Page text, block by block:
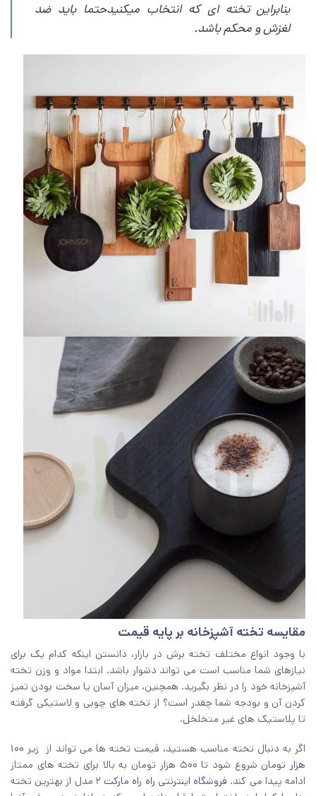
بنابراین تخته ای که انتخاب میکنیدحتما باید ضد
لغزش و محکم باشد.
مقایسه تخته آشپزخانه بر پایه قیمت
با وجود انواع مختلف تخته برش در بازار، دانستن اینکه کدام یک برای
نیازهای شما مناسب است می تواند دشوار باشد. ابتدا مواد و وزن تخته
آشپزخانه خود را در نظر بگیرید. همچنین، میزان آسان یا سخت بودن تمیز
کردن آن و بودجه شما چقدر است؟ از تخته های چوبی و لاستیکی گرفته
تا پلاستیک های غیر متخلخل.
اگر به دنبال تخته مناسب هستید، قیمت تخته ها می تواند از
زیر ۱۰۰
هزار تومان
شروع شود تا ۵۰۰ هزار تومان به بالا برای تخته های ممتاز
ادامه پیدا می کند. فروشگاه اینترنتی راه راه مارکت
۲ مدل از بهترین تخته